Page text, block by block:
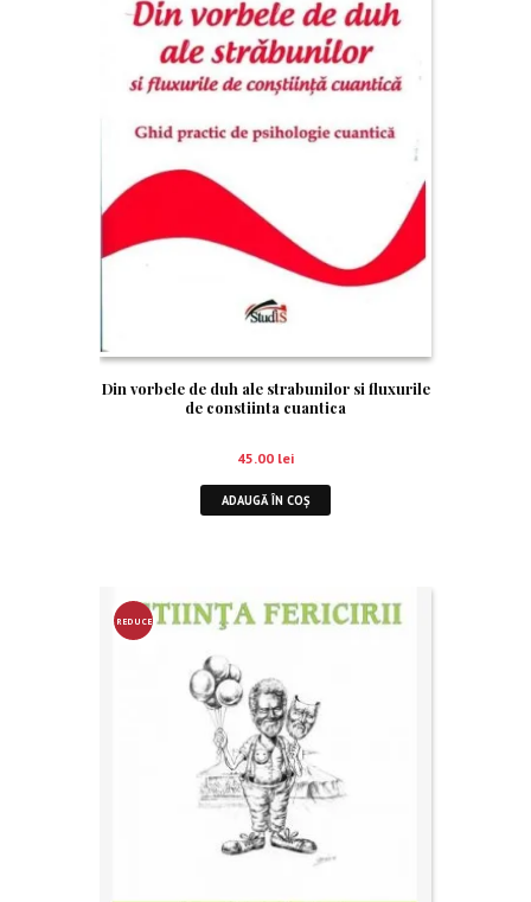
Din vorbele de duh ale strabunilor si fluxurile
de constiinta cuantica
45.00 lei
ADAUGĂ ÎN COȘ
REDUCE